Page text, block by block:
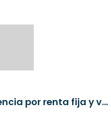
Gestores de portafolio colombianos marcan preferencia por renta fija y ven lo sociopolítico como principal riesgo